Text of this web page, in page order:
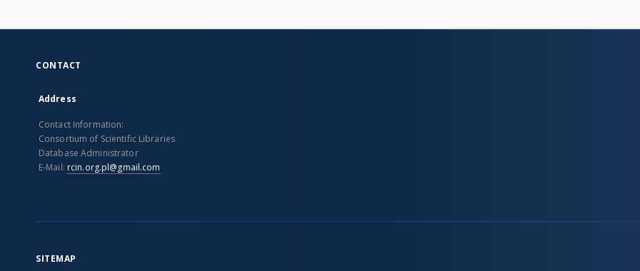
CONTACT
Address
Contact Information:
Consortium of Scientific Libraries
Database Administrator
E-Mail: rcin.org.pl@gmail.com
SITEMAP